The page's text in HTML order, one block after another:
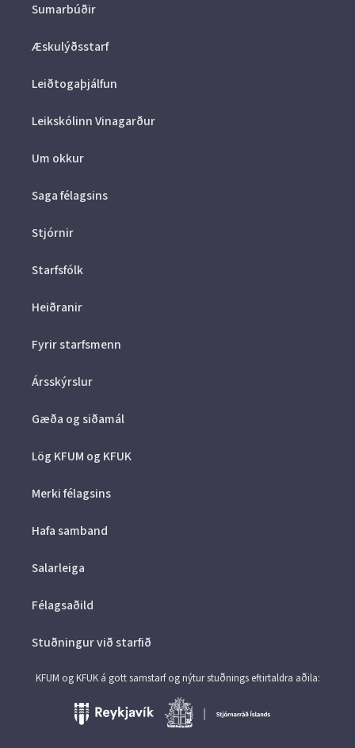
Sumarbúðir
Æskulýðsstarf
Leiðtogaþjálfun
Leikskólinn Vinagarður
Um okkur
Saga félagsins
Stjórnir
Starfsfólk
Heiðranir
Fyrir starfsmenn
Ársskýrslur
Gæða og siðamál
Lög KFUM og KFUK
Merki félagsins
Hafa samband
Salarleiga
Félagsaðild
Stuðningur við starfið
KFUM og KFUK á gott samstarf og nýtur stuðnings eftirtaldra aðila: